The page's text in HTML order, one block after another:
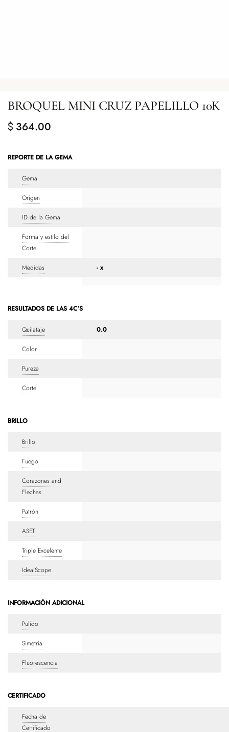
BROQUEL MINI CRUZ PAPELILLO 10K
$ 364.00
REPORTE DE LA GEMA
Gema
Origen
ID de la Gema
Forma y estilo del
Corte
Medidas - x
RESULTADOS DE LAS 4C'S
Quilataje 0.0
Color
Pureza
Corte
BRILLO
Brillo
Fuego
Corazones and
Flechas
Patrón
ASET
Triple Excelente
IdealScope
INFORMACIÓN ADICIONAL
Pulido
Simetría
Fluorescencia
CERTIFICADO
Fecha de
Certificado